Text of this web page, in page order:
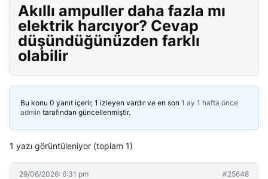
Akıllı ampuller daha fazla mı
elektrik harcıyor? Cevap
düşündüğünüzden farklı
olabilir
Bu konu 0 yanıt içerir, 1 izleyen vardır ve en son 1 ay 1 hafta önce
admin tarafından güncellenmiştir.
1 yazı görüntüleniyor (toplam 1)
29/06/2026: 6:31 pm #25648